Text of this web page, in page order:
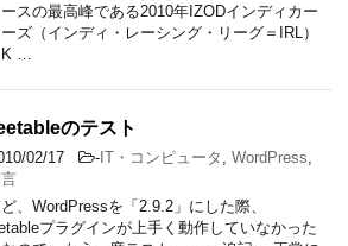
ースの最高峰である2010年IZODインディカー
ズ（インディ・レーシング・リーグ＝IRL）
…
のテスト
02/17 -IT・コンピュータ WordPress
、WordPressを「2.9.2」にした際、
プラグインが上手く動作していなかった